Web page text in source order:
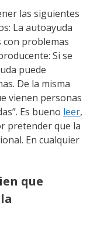
las siguientes
La autoayuda
con problemas
Si se
puede
De la misma
vienen personas
Es bueno leer,
pretender que la
En cualquier
que